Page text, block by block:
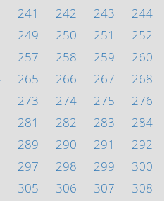
241 242 243
244
249 250 251
252
257 258 259
260
265 266 267
268
273 274 275
276
281 282 283
284
289 290 291
292
297 298 299
300
305 306 307
308